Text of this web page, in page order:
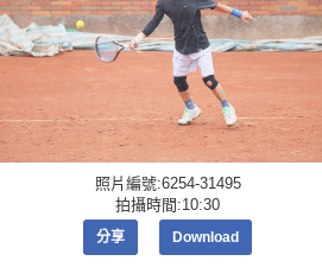
照片編號:6254-31495
拍攝時間:10:30
分享 Download